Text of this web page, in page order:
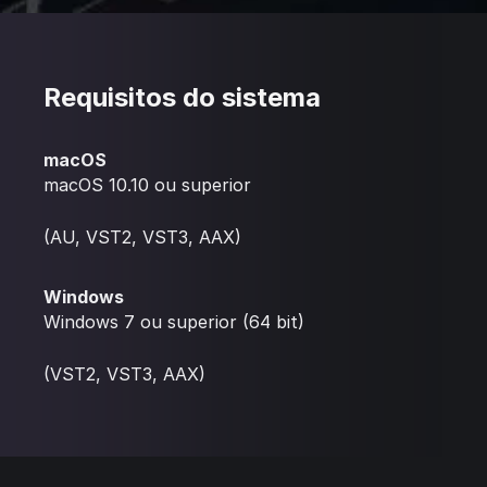
Requisitos do sistema
macOS
macOS 10.10 ou superior
(AU, VST2, VST3, AAX)
Windows
Windows 7 ou superior (64 bit)
(VST2, VST3, AAX)